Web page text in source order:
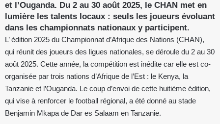
et l’Ouganda. Du 2 au 30 août 2025, le CHAN met en
lumière les talents locaux : seuls les joueurs évoluant
dans les championnats nationaux y participent.
L’ édition 2025 du Championnat d’Afrique des Nations (CHAN),
qui réunit des joueurs des ligues nationales, se déroule du 2 au 30
août 2025. Cette année, la compétition est inédite car elle est co-
organisée par trois nations d’Afrique de l’Est : le Kenya, la
Tanzanie et l’Ouganda. Le coup d’envoi de cette huitième édition,
qui vise à renforcer le football régional, a été donné au stade
Benjamin Mkapa de Dar es Salaam en Tanzanie.